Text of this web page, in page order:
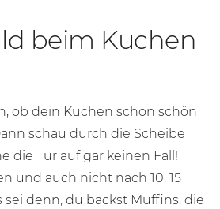
beim Kuchen
ob dein Kuchen schon schön
schau durch die Scheibe
die Tür auf gar keinen Fall!
und auch nicht nach 10, 15
sei denn, du backst Muffins, die